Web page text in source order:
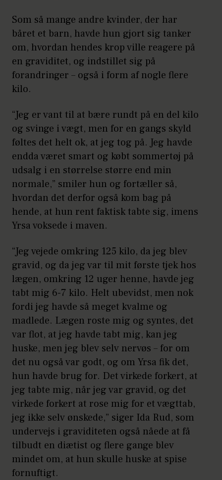
Som så mange andre kvinder, der har
båret et barn, havde hun gjort sig tanker
om, hvordan hendes krop ville reagere på
en graviditet, og indstillet sig på
forandringer – også i form af nogle flere
kilo.
“Jeg er vant til at bære rundt på en del kilo
og svinge i vægt, men for en gangs skyld
føltes det helt ok, at jeg tog på. Jeg havde
endda været smart og købt sommertøj på
udsalg i en størrelse større end min
normale,” smiler hun og fortæller så,
hvordan det derfor også kom bag på
hende, at hun rent faktisk tabte sig, imens
Yrsa voksede i maven.
“Jeg vejede omkring 125 kilo, da jeg blev
gravid, og da jeg var til mit første tjek hos
lægen, omkring 12 uger henne, havde jeg
tabt mig 6-7 kilo. Helt ubevidst, men nok
fordi jeg havde så meget kvalme og
madlede. Lægen roste mig og syntes, det
var flot, at jeg havde tabt mig, kan jeg
huske, men jeg blev selv nervøs – for om
det nu også var godt, og om Yrsa fik det,
hun havde brug for. Det virkede forkert, at
jeg tabte mig, når jeg var gravid, og det
virkede forkert at rose mig for et vægttab,
jeg ikke selv ønskede,” siger Ida Rud, som
undervejs i graviditeten også nåede at få
tilbudt en diætist og flere gange blev
mindet om, at hun skulle huske at spise
fornuftigt.